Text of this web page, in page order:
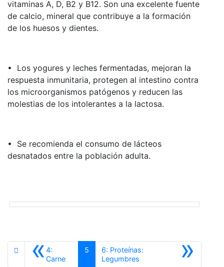
vitaminas A, D, B2 y B12. Son una excelente fuente
de calcio, mineral que contribuye a la formación
de los huesos y dientes.
• Los yogures y leches fermentadas, mejoran la
respuesta inmunitaria, protegen al intestino contra
los microorganismos patógenos y reducen las
molestias de los intolerantes a la lactosa.
• Se recomienda el consumo de lácteos
desnatados entre la población adulta.
«4:
CarneAnterior
5 »
6: Proteínas:
Legumbres